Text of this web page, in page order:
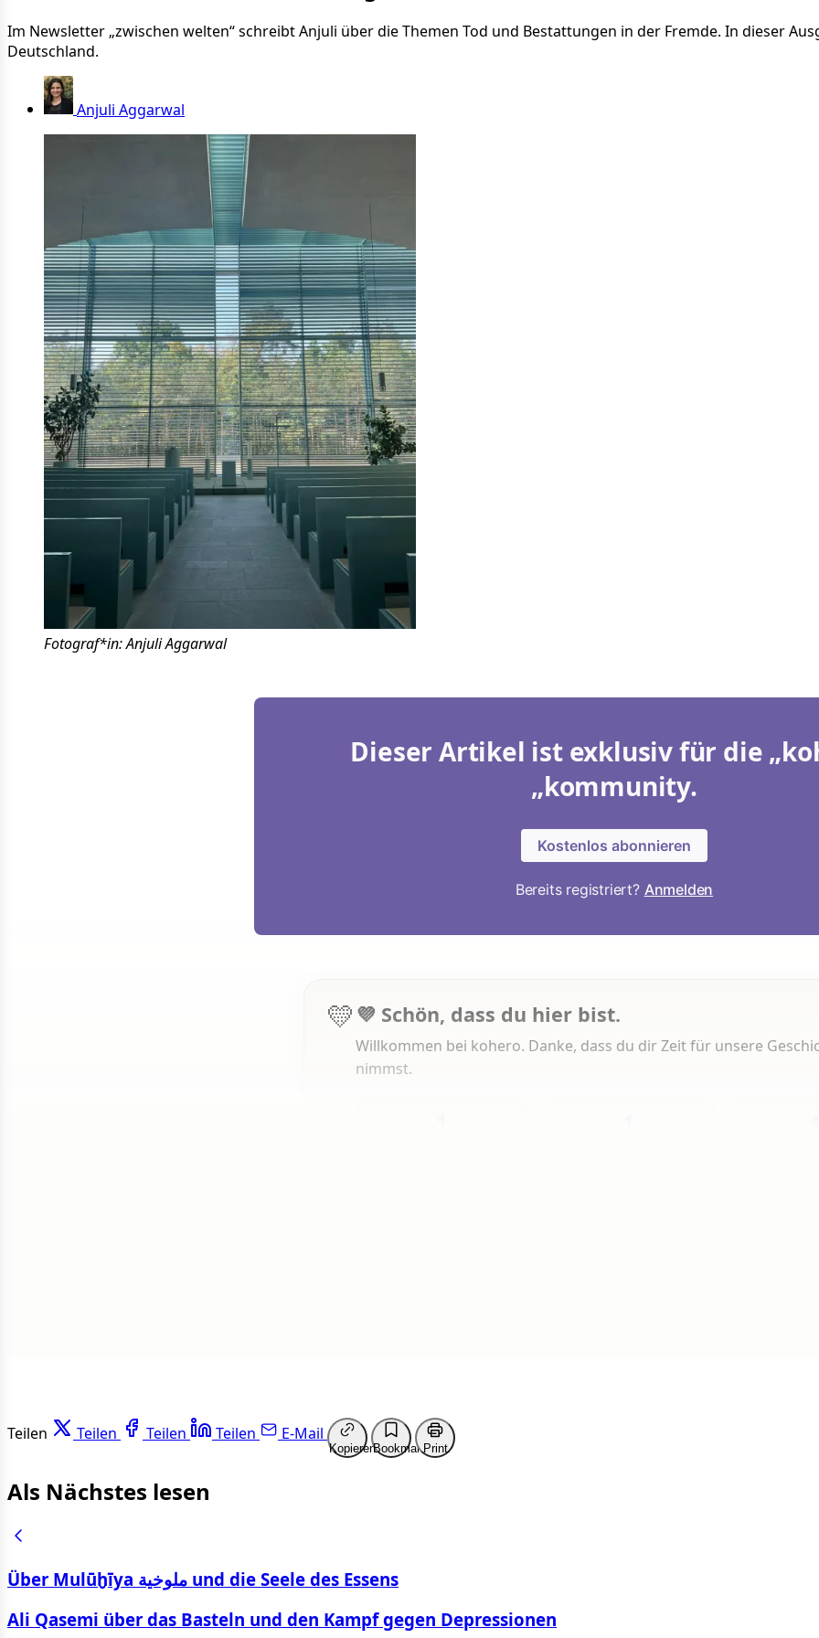
Im Newsletter „zwischen welten“ schreibt Anjuli über die Themen Tod und Bestattungen in der Fremde. In dieser
Deutschland.
Anjuli Aggarwal
Fotograf*in: Anjuli Aggarwal
Dieser Artikel ist exklusiv für die
„kommunity.
Kostenlos abonnieren
Bereits registriert? Anmelden
💛 💜 Schön, dass du hier bist.
Willkommen bei kohero. Danke, dass du dir Zeit für unsere
nimmst.
Teilen Teilen Teilen Teilen E-Mail
KopierenBookmarkPrint
Als Nächstes lesen
Über Mulūḫīya ملوخية und die Seele des Essens
Ali Qasemi über das Basteln und den Kampf gegen Depressionen